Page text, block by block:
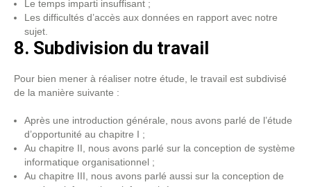
Le temps imparti insuffisant ;
Les difficultés d’accès aux données en rapport avec notre
sujet.
8. Subdivision du travail
Pour bien mener à réaliser notre étude, le travail est subdivisé
de la manière suivante :
Après une introduction générale, nous avons parlé de l’étude
d’opportunité au chapitre I ;
Au chapitre II, nous avons parlé sur la conception de système
informatique organisationnel ;
Au chapitre III, nous avons parlé aussi sur la conception de